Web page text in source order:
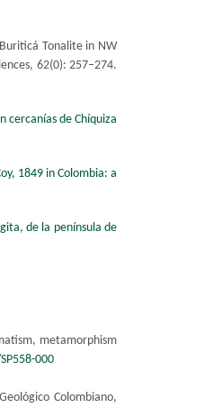
Tonalite in NW
62(0): 257–274.
cercanías de Chíquiza
1849 in Colombia: a
de la península de
metamorphism
​000​
Colombiano,